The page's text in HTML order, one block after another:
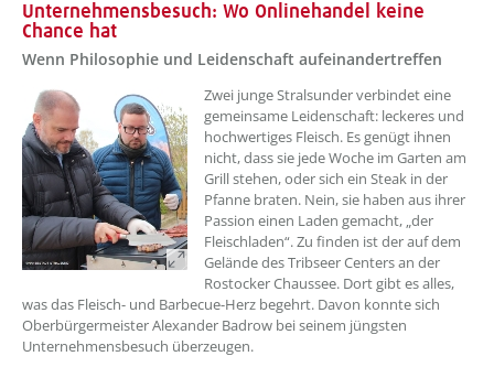
Unternehmensbesuch: Wo Onlinehandel keine
Chance hat
Wenn Philosophie und Leidenschaft aufeinandertreffen
Zwei junge Stralsunder verbindet eine
gemeinsame Leidenschaft: leckeres und
hochwertiges Fleisch. Es genügt ihnen
nicht, dass sie jede Woche im Garten am
Grill stehen, oder sich ein Steak in der
Pfanne braten. Nein, sie haben aus ihrer
Passion einen Laden gemacht, „der
Fleischladen“. Zu finden ist der auf dem
Gelände des Tribseer Centers an der
Rostocker Chaussee. Dort gibt es alles,
was das Fleisch- und Barbecue-Herz begehrt. Davon konnte sich
Oberbürgermeister Alexander Badrow bei seinem jüngsten
Unternehmensbesuch überzeugen.